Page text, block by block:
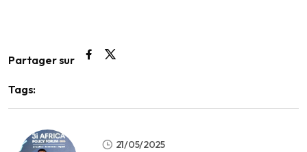
Partager sur
Tags:
21/05/2025